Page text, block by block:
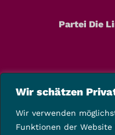
Wir schätzen
Wir verwenden
Funktionen der
Partei Die